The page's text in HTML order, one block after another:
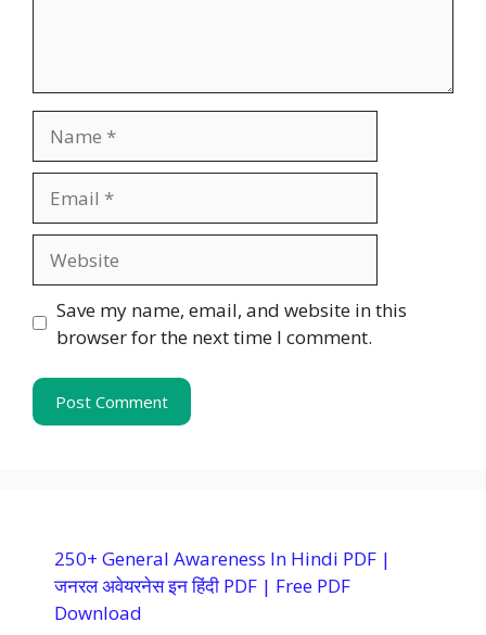
Save my name, email, and website in this
browser for the next time I comment.
250+ General Awareness In Hindi PDF |
जनरल अवेयरनेस इन हिंदी PDF | Free PDF
Download